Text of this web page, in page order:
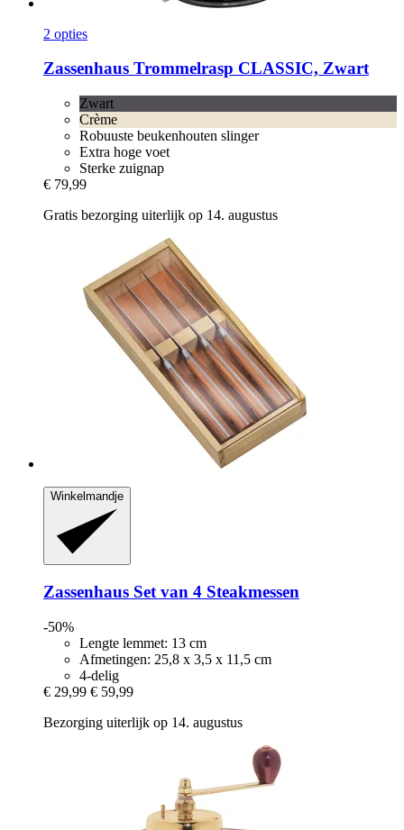
2 opties
Zassenhaus Trommelrasp CLASSIC, Zwart
Zwart
Crème
Robuuste beukenhouten slinger
Extra hoge voet
Sterke zuignap
€ 79,99
Gratis bezorging uiterlijk op 14. augustus
Winkelmandje
Zassenhaus Set van 4 Steakmessen
-50%
Lengte lemmet: 13 cm
Afmetingen: 25,8 x 3,5 x 11,5 cm
4-delig
€ 29,99 € 59,99
Bezorging uiterlijk op 14. augustus